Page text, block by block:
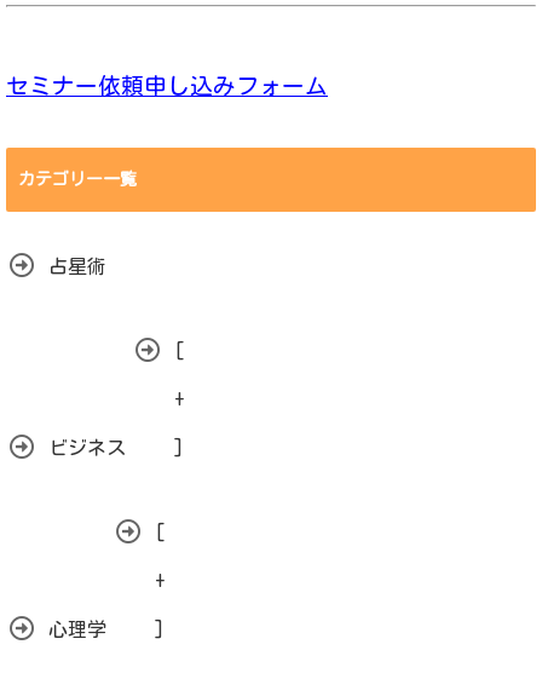
セミナー依頼申し込みフォーム
カテゴリー一覧
占星術
ビジネス
+
心理学
+